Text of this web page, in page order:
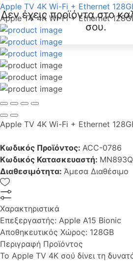
Δεν έχεις προϊόντα στο
σου.
Apple TV 4K Wi-Fi + Ethernet
Apple TV 4K Wi-Fi + Ethernet
Apple TV 4K Wi-Fi + Ethernet
Κωδικός Προϊόντος: ACC-0786
Κωδικός Κατασκευαστή:
Διαθεσιμότητα: Άμεσα Διαθέσιμο
Χαρακτηριστικά
Επεξεργαστής: Apple A15 Bionic
Αποθηκευτικός Χώρος: 128GB
Περιγραφή Προϊόντος
Το Apple TV 4K σού δίνει τη